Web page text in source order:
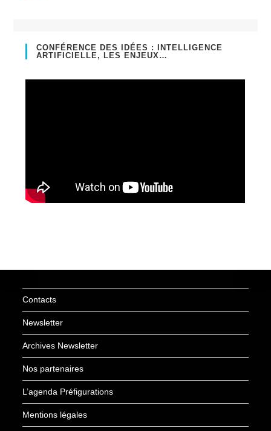
CONFÉRENCE DES IDÉES : INTELLIGENCE
ARTIFICIELLE, LES ENJEUX…
Contacts
Newsletter
Archives Newsletter
Nos partenaires
L’agenda Préfigurations
Mentions légales